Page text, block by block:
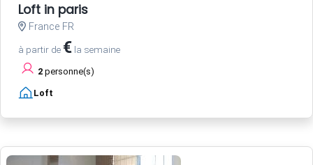
Loft in paris
France FR
à partir de € la semaine
2 personne(s)
Loft